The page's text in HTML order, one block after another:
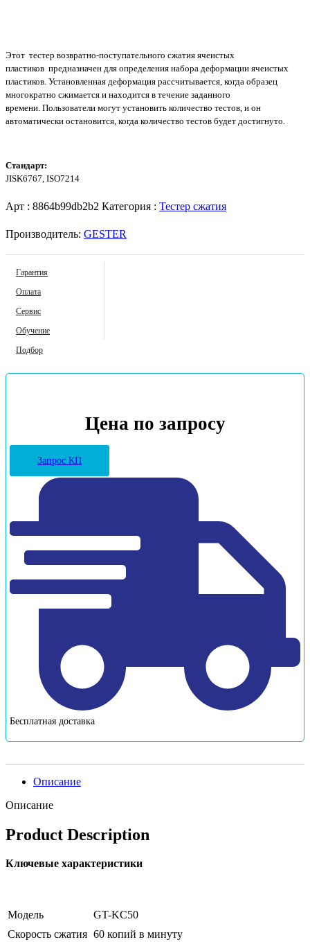
Этот тестер возвратно-поступательного сжатия ячеистых
пластиков предназначен для определения набора деформации ячеистых
пластиков. Установленная деформация рассчитывается, когда образец
многократно сжимается и находится в течение заданного
времени. Пользователи могут установить количество тестов, и он
автоматически остановится, когда количество тестов будет достигнуто.
Стандарт:
JISK6767, ISO7214
Арт : 8864b99db2b2 Категория : Тестер сжатия
Производитель: GESTER
Гарантия
Оплата
Сервис
Обучение
Подбор
Цена по запросу
Запрос КП
Бесплатная доставка
Описание
Описание
Product Description
Ключевые характеристики
Модель
GT-KC50
Скорость сжатия 60 копий в минуту